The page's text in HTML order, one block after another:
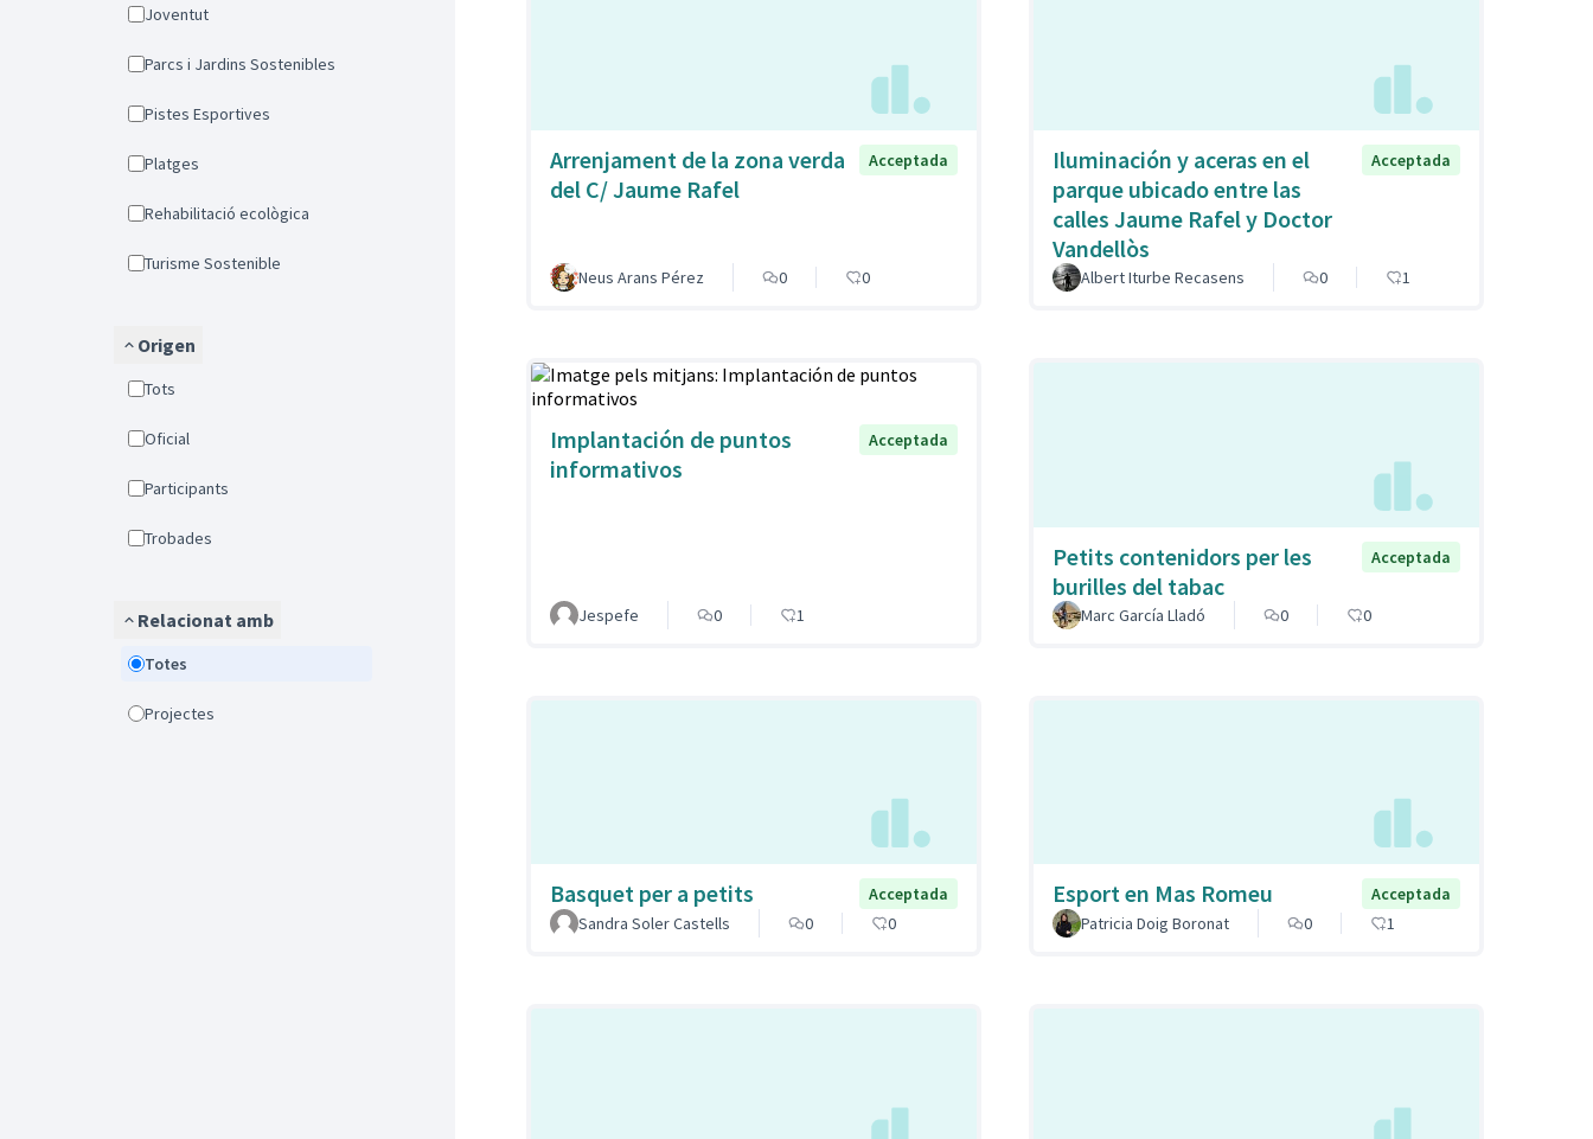
Joventut
Parcs i Jardins Sostenibles
Pistes Esportives
Platges
Rehabilitació ecològica
Turisme Sostenible
Origen
Tots
Oficial
Participants
Trobades
Relacionat amb
Totes
Projectes
Arrenjament de la zona verda
del C/ Jaume Rafel
Acceptada
Neus Arans Pérez 0 0
Iluminación y aceras en el
parque ubicado entre las
calles Jaume Rafel y Doctor
Vandellòs
Acceptada
Albert Iturbe Recasens 0 1
Implantación de puntos
informativos
Acceptada
Jespefe 0 1
Petits contenidors per les
burilles del tabac
Acceptada
Marc García Lladó 0 0
Basquet per a petits
Acceptada
Sandra Soler Castells
0 0
Esport en Mas Romeu
Acceptada
Patricia Doig Boronat
0 1